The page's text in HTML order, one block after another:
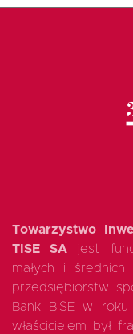
Towarzystwo
TISE SA jest
małych i
przedsiębiorstw
Bank BISE w
właścicielem był